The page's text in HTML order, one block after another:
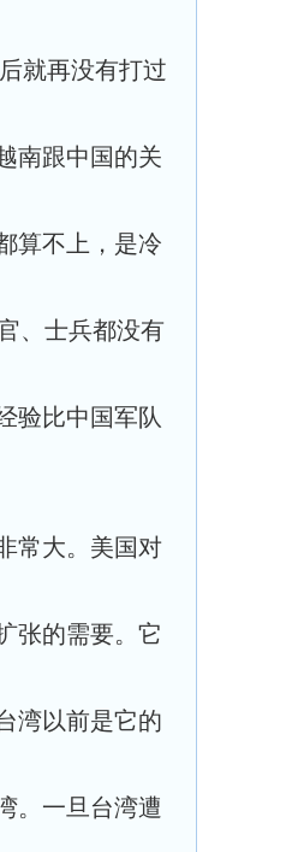
就再没有打过
南跟中国的关
算不上，是冷
、士兵都没有
验比中国军队
常大。美国对
张的需要。它
湾以前是它的
。一旦台湾遭